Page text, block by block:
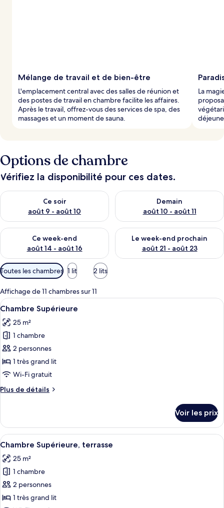
s
v
s
Mélange de travail et de bien-être
L'emplacement central avec des salles de réunion et
des postes de travail en chambre facilite les affaires.
Après le travail, offrez-vous des services de spa, des
massages et un moment de sauna.
La
Options de chambre
Vérifiez la disponibilité pour ces dates.
Ce soir
août 9 - août 10
Vérifier la disponibilité pour ce soir août 9 - août 10
Demain
août 10 - août 11
Vérifier la disponibilité pour
Ce week-end
août 14 - août 16
Vérifier la disponibilité pour ce week-end août 14 - août 16
Le week-end prochain
août 21 - août 23
Vérifier la disponibilité pour
Filtres
disponibles
pour
les
chambres
Toutes les chambres 1 lit 2 lits
Affichage de 11 chambres sur 11
Afficher
toutes
les
photos
pour
ce
type
chambre :
Une chambre d’hôtel moderne,
5
Chambre Supérieure
25 m²
1 chambre
2 personnes
1 très grand lit
Wi-Fi gratuit
Plus de détails
Plus
le
type
de
Chambre
Supérieure
Voir les prix
Afficher
toutes
les
photos
pour
ce
Un espace extérieur moderne,
6
Chambre Supérieure, terrasse
25 m²
1 chambre
2 personnes
1 très grand lit